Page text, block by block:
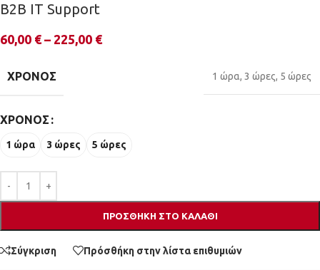
B2B IT Support
60,00 € – 225,00 €
ΧΡΌΝΟΣ 1 ώρα, 3 ώρες, 5 ώρες
ΧΡΌΝΟΣ
1 ώρα 3 ώρες 5 ώρες
ΠΡΟΣΘΉΚΗ ΣΤΟ ΚΑΛΆΘΙ
Σύγκριση Πρόσθήκη στην λίστα επιθυμιών